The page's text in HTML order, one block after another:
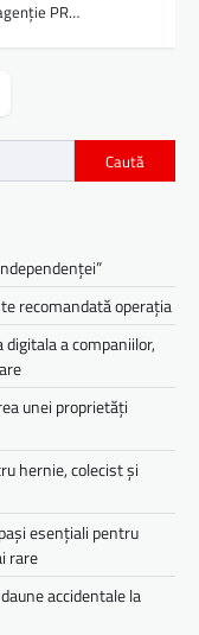
PR…
Caută
recomandată operația
a companiilor,
unei proprietăți
hernie, colecist și
esențiali pentru
rare
accidentale la